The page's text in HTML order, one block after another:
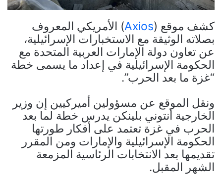
كشف موقع (Axios) الأمريكي المعروف
بصلاته الوثيقة مع الاستخبارات الإسرائيلية،
عن تعاون دولة الإمارات العربية المتحدة مع
الحكومة الإسرائيلية في إعداد ما يسمى خطة
“غزة ما بعد الحرب”.
ونقل الموقع عن مسؤولين أميركيين إن وزير
الخارجية أنتوني بلينكن يدرس خطة لما بعد
الحرب في غزة تعتمد على أفكار طورتها
الحكومة الإسرائيلية والإمارات ومن المقرر
تقديمها بعد الانتخابات الرئاسية المزمعة
الشهر المقبل.